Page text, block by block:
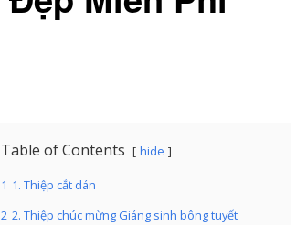
Table of Contents hide
1 1. Thiệp cắt dán
2 2. Thiệp chúc mừng Giáng sinh bông tuyết